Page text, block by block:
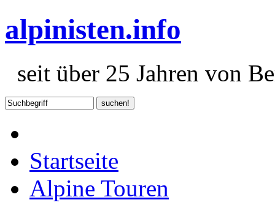
alpinisten.info
seit über 25 Jahren von
Startseite
Alpine Touren